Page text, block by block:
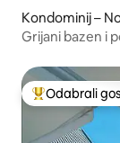
Kondominij –
Grijani bazen i
Među najviše
Odabrali